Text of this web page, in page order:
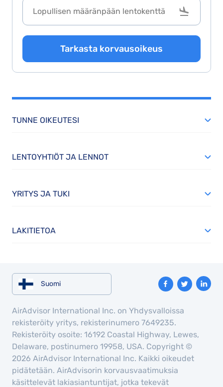
Tarkasta korvausoikeus
TUNNE OIKEUTESI
LENTOYHTIÖT JA LENNOT
YRITYS JA TUKI
LAKITIETOA
Suomi
AirAdvisor International Inc. on Yhdysvalloissa
rekisteröity yritys, rekisterinumero 7649235.
Rekisteröity osoite: 16192 Coastal Highway, Lewes,
Delaware, postinumero 19958, USA. Copyright ©
2026 AirAdvisor International Inc. Kaikki oikeudet
pidätetään. AirAdvisorin korvausvaatimuksia
käsittelevät lakiasiantuntijat, jotka tekevät